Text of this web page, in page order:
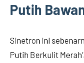
Putih
Sinetron ini
Putih Berkulit